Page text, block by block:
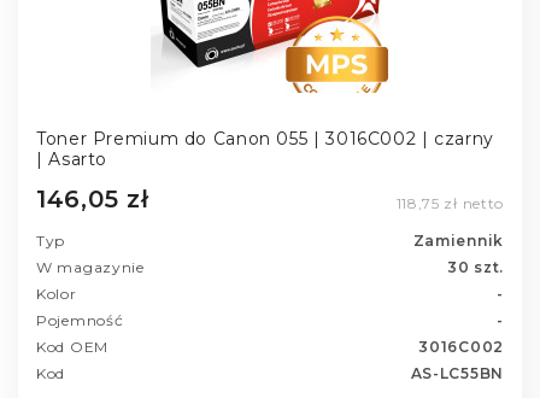
Toner Premium do Canon 055 | 3016C002 | czarny
| Asarto
146,05 zł 118,75 zł netto
Typ
Zamiennik
W magazynie
30 szt.
Kolor
-
Pojemność
-
Kod OEM
3016C002
Kod
AS-LC55BN